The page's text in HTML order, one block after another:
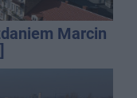
Marcin